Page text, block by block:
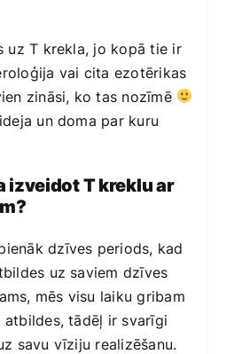
uz T krekla, jo kopā tie ir
vai cita ezotērikas
zināsi, ko tas nozīmē
un doma par kuru
izveidot T kreklu ar
dzīves periods, kad
uz saviem dzīves
mēs visu laiku gribam
tādēļ ir svarīgi
savu vīziju realizēšanu.